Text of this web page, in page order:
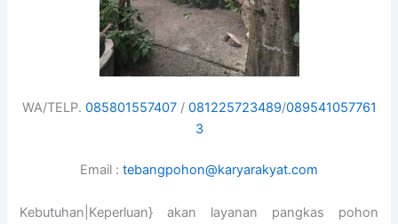
WA/TELP. 085801557407/ 081225723489/089541057761
3
Email : tebangpohon@karyarakyat.com
Kebutuhan|Keperluan} akan layanan pangkas pohon